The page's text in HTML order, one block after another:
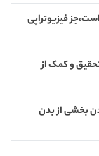
فیزیوتراپی
و کمک از
بخشی از بدن